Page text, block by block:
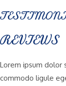
REVIEWS
Lorem ipsum dolor
commodo ligule